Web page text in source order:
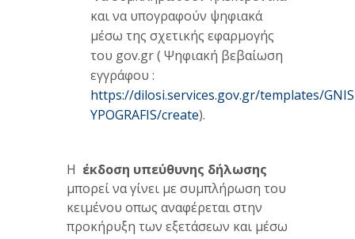
και να υπογραφούν ψηφιακά
μέσω της σχετικής εφαρμογής
του gov.gr ( Ψηφιακή βεβαίωση
εγγράφου :
https://dilosi.services.gov.gr/templates/
YPOGRAFIS/create).
Η έκδοση υπεύθυνης δήλωσης
μπορεί να γίνει με συμπλήρωση του
κειμένου οπως αναφέρεται στην
προκήρυξη των εξετάσεων και μέσω